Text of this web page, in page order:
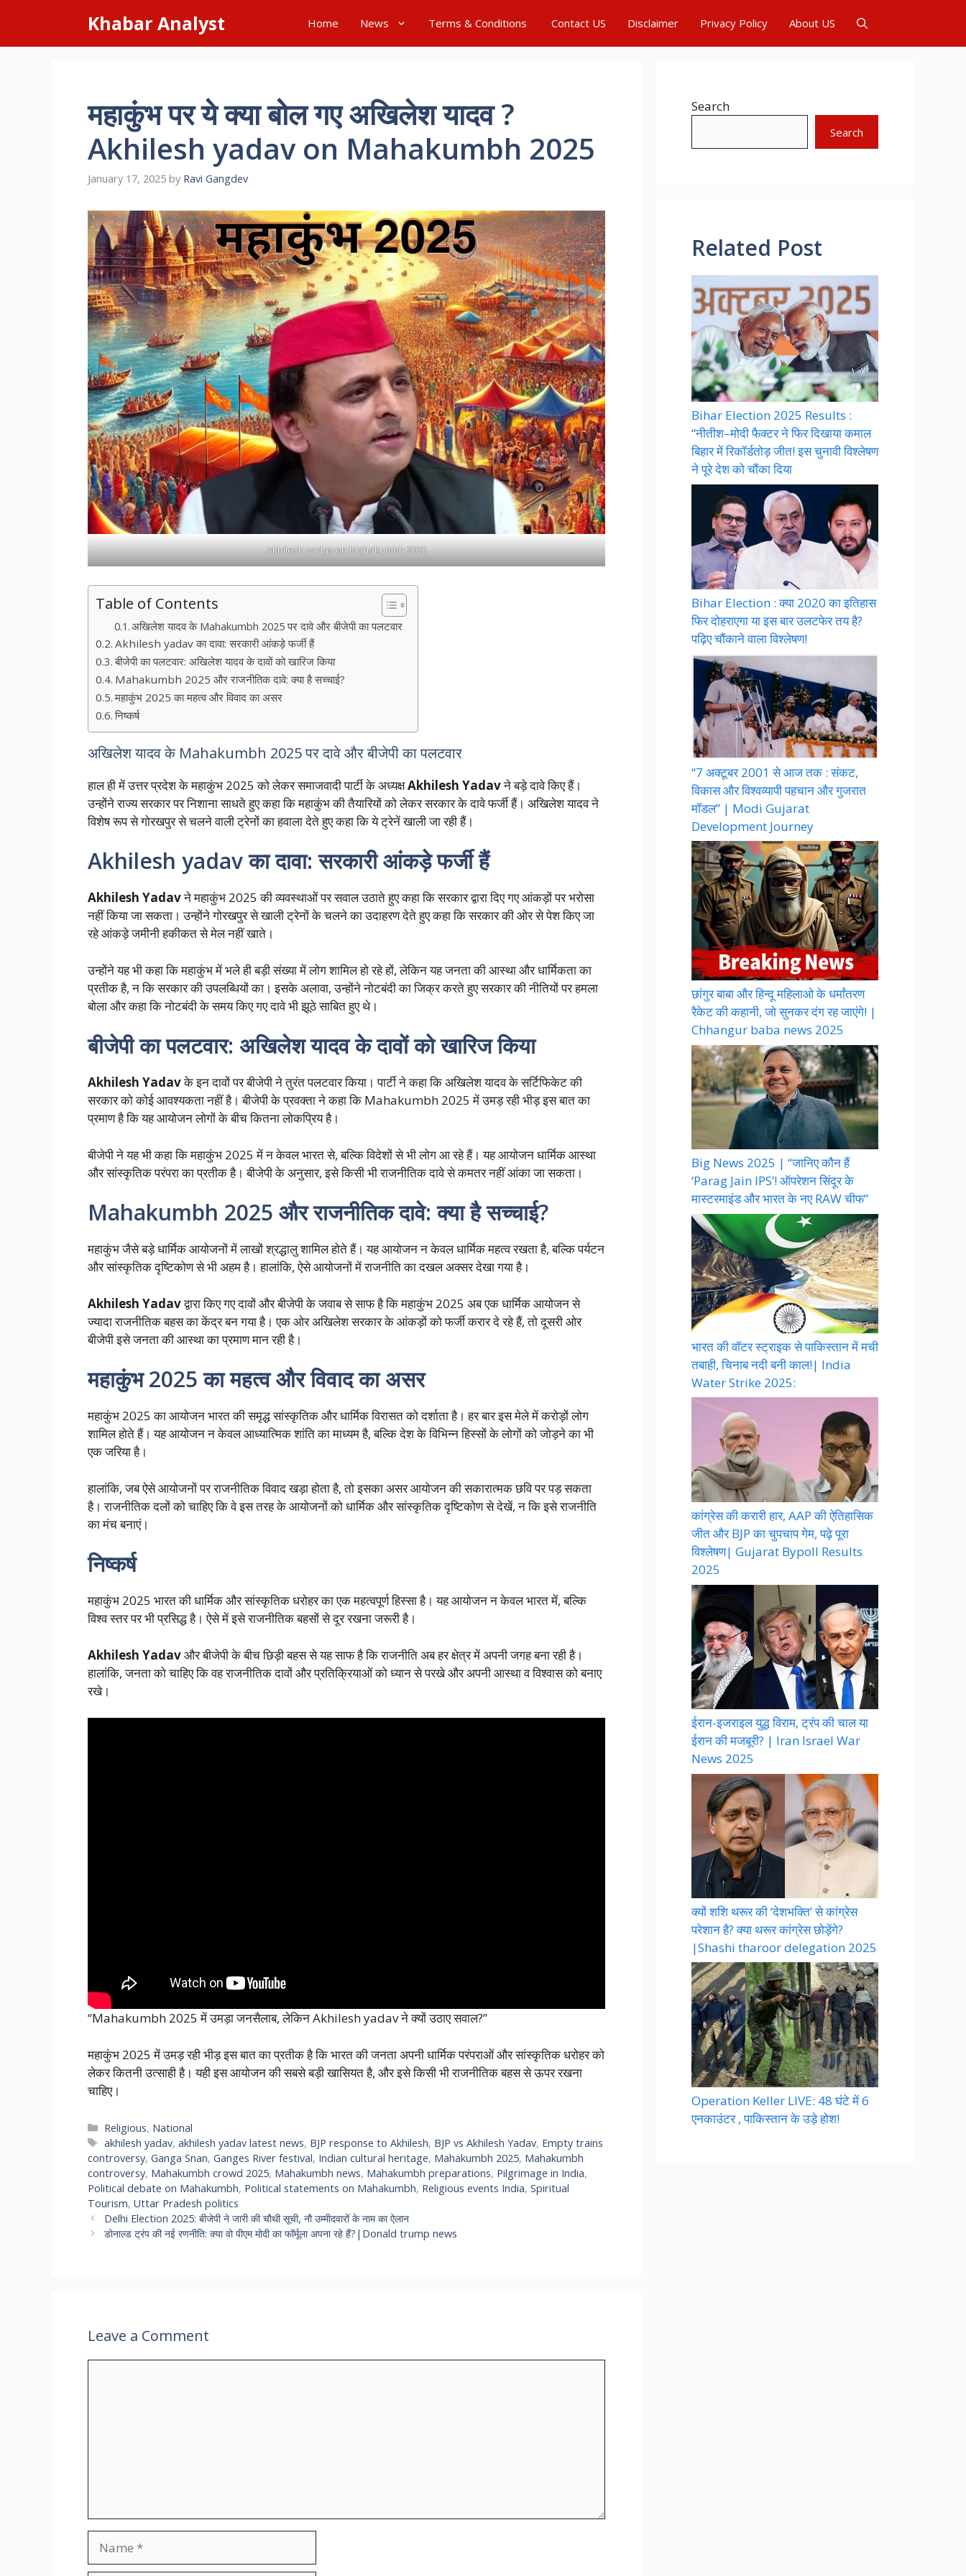
content
Khabar Analyst Home News Terms & Conditions Contact US Disclaimer Privacy Policy About US
महाकुंभ पर ये क्या बोल गए अखिलेश यादव ?
Akhilesh yadav on Mahakumbh 2025
January 17, 2025 by Ravi Gangdev
Akhilesh yadav on Mahakumbh 2025
Table of Contents
अखिलेश यादव के Mahakumbh 2025 पर दावे और बीजेपी का पलटवार
Akhilesh yadav का दावा: सरकारी आंकड़े फर्जी हैं
बीजेपी का पलटवार: अखिलेश यादव के दावों को खारिज किया
Mahakumbh 2025 और राजनीतिक दावे: क्या है सच्चाई?
महाकुंभ 2025 का महत्व और विवाद का असर
निष्कर्ष
अखिलेश यादव के Mahakumbh 2025 पर दावे और बीजेपी का पलटवार
हाल ही में उत्तर प्रदेश के महाकुंभ 2025 को लेकर समाजवादी पार्टी के अध्यक्षAkhilesh Yadavने बड़े दावे किए हैं।
उन्होंने राज्य सरकार पर निशाना साधते हुए कहा कि महाकुंभ की तैयारियों को लेकर सरकार के दावे फर्जी हैं। अखिलेश यादव ने
विशेष रूप से गोरखपुर से चलने वाली ट्रेनों का हवाला देते हुए कहा कि ये ट्रेनें खाली जा रही हैं।
Akhilesh yadav का दावा: सरकारी आंकड़े फर्जी हैं
Akhilesh Yadavने महाकुंभ 2025 की व्यवस्थाओं पर सवाल उठाते हुए कहा कि सरकार द्वारा दिए गए आंकड़ों पर भरोसा
नहीं किया जा सकता। उन्होंने गोरखपुर से खाली ट्रेनों के चलने का उदाहरण देते हुए कहा कि सरकार की ओर से पेश किए जा
रहे आंकड़े जमीनी हकीकत से मेल नहीं खाते।
उन्होंने यह भी कहा कि महाकुंभ में भले ही बड़ी संख्या में लोग शामिल हो रहे हों, लेकिन यह जनता की आस्था और धार्मिकता का
प्रतीक है, न कि सरकार की उपलब्धियों का। इसके अलावा, उन्होंने नोटबंदी का जिक्र करते हुए सरकार की नीतियों पर हमला
बोला और कहा कि नोटबंदी के समय किए गए दावे भी झूठे साबित हुए थे।
बीजेपी का पलटवार: अखिलेश यादव के दावों को खारिज किया
Akhilesh Yadavके इन दावों पर बीजेपी ने तुरंत पलटवार किया। पार्टी ने कहा कि अखिलेश यादव के सर्टिफिकेट की
सरकार को कोई आवश्यकता नहीं है। बीजेपी के प्रवक्ता ने कहा कि Mahakumbh 2025 में उमड़ रही भीड़ इस बात का
प्रमाण है कि यह आयोजन लोगों के बीच कितना लोकप्रिय है।
बीजेपी ने यह भी कहा कि महाकुंभ 2025 में न केवल भारत से, बल्कि विदेशों से भी लोग आ रहे हैं। यह आयोजन धार्मिक आस्था
और सांस्कृतिक परंपरा का प्रतीक है। बीजेपी के अनुसार, इसे किसी भी राजनीतिक दावे से कमतर नहीं आंका जा सकता।
Mahakumbh 2025 और राजनीतिक दावे: क्या है सच्चाई?
महाकुंभ जैसे बड़े धार्मिक आयोजनों में लाखों श्रद्धालु शामिल होते हैं। यह आयोजन न केवल धार्मिक महत्व रखता है, बल्कि पर्यटन
और सांस्कृतिक दृष्टिकोण से भी अहम है। हालांकि, ऐसे आयोजनों में राजनीति का दखल अक्सर देखा गया है।
Akhilesh Yadavद्वारा किए गए दावों और बीजेपी के जवाब से साफ है कि महाकुंभ 2025 अब एक धार्मिक आयोजन से
ज्यादा राजनीतिक बहस का केंद्र बन गया है। एक ओर अखिलेश सरकार के आंकड़ों को फर्जी करार दे रहे हैं, तो दूसरी ओर
बीजेपी इसे जनता की आस्था का प्रमाण मान रही है।
महाकुंभ 2025 का महत्व और विवाद का असर
महाकुंभ 2025 का आयोजन भारत की समृद्ध सांस्कृतिक और धार्मिक विरासत को दर्शाता है। हर बार इस मेले में करोड़ों लोग
शामिल होते हैं। यह आयोजन न केवल आध्यात्मिक शांति का माध्यम है, बल्कि देश के विभिन्न हिस्सों के लोगों को जोड़ने का भी
एक जरिया है।
हालांकि, जब ऐसे आयोजनों पर राजनीतिक विवाद खड़ा होता है, तो इसका असर आयोजन की सकारात्मक छवि पर पड़ सकता
है। राजनीतिक दलों को चाहिए कि वे इस तरह के आयोजनों को धार्मिक और सांस्कृतिक दृष्टिकोण से देखें, न कि इसे राजनीति
का मंच बनाएं।
निष्कर्ष
महाकुंभ 2025 भारत की धार्मिक और सांस्कृतिक धरोहर का एक महत्वपूर्ण हिस्सा है। यह आयोजन न केवल भारत में, बल्कि
विश्व स्तर पर भी प्रसिद्ध है। ऐसे में इसे राजनीतिक बहसों से दूर रखना जरूरी है।
Akhilesh Yadavऔर बीजेपी के बीच छिड़ी बहस से यह साफ है कि राजनीति अब हर क्षेत्र में अपनी जगह बना रही है।
हालांकि, जनता को चाहिए कि वह राजनीतिक दावों और प्रतिक्रियाओं को ध्यान से परखे और अपनी आस्था व विश्वास को बनाए
रखे।
“Mahakumbh 2025 में उमड़ा जनसैलाब, लेकिन Akhilesh yadav ने क्यों उठाए सवाल?”
महाकुंभ 2025 में उमड़ रही भीड़ इस बात का प्रतीक है कि भारत की जनता अपनी धार्मिक परंपराओं और सांस्कृतिक धरोहर को
लेकर कितनी उत्साही है। यही इस आयोजन की सबसे बड़ी खासियत है, और इसे किसी भी राजनीतिक बहस से ऊपर रखना
चाहिए।
Categories
Religious, National
Tags
akhilesh yadav,akhilesh yadav latest news, BJP response to Akhilesh, BJP vs Akhilesh Yadav, Empty trains
controversy, Ganga Snan, Ganges River festival, Indian cultural heritage, Mahakumbh 2025, Mahakumbh
controversy, Mahakumbh crowd 2025, Mahakumbh news, Mahakumbh preparations, Pilgrimage in India,
Political debate on Mahakumbh, Political statements on Mahakumbh, Religious events India, Spiritual
Tourism, Uttar Pradesh politics
Delhi Election 2025: बीजेपी ने जारी की चौथी सूची, नौ उम्मीदवारों के नाम का ऐलान
डोनाल्ड ट्रंप की नई रणनीति: क्या वो पीएम मोदी का फॉर्मूला अपना रहे हैं?|Donald trump news
Leave a Comment
Search
Search
Related Post
Bihar Election 2025 Results :
“नीतीश–मोदी फैक्टर ने फिर दिखाया कमाल
बिहार में रिकॉर्डतोड़ जीत! इस चुनावी विश्लेषण
ने पूरे देश को चौंका दिया
Bihar Election : क्या 2020 का इतिहास
फिर दोहराएगा या इस बार उलटफेर तय है?
पढ़िए चौंकाने वाला विश्लेषण!
“7 अक्टूबर 2001 से आज तक : संकट,
विकास और विश्वव्यापी पहचान और गुजरात
मॉडल” | Modi Gujarat
Development Journey
छांगुर बाबा और हिन्दू महिलाओ के धर्मांतरण
रैकेट की कहानी, जो सुनकर दंग रह जाएंगे! |
Chhangur baba news 2025
Big News 2025 | “जानिए कौन हैं
‘Parag Jain IPS’! ऑपरेशन सिंदूर के
मास्टरमाइंड और भारत के नए RAW चीफ”
भारत की वॉटर स्ट्राइक से पाकिस्तान में मची
तबाही, चिनाब नदी बनी काल!| India
Water Strike 2025:
कांग्रेस की करारी हार, AAP की ऐतिहासिक
जीत और BJP का चुपचाप गेम, पढ़े पूरा
विश्लेषण| Gujarat Bypoll Results
2025
ईरान-इजराइल युद्ध विराम, ट्रंप की चाल या
ईरान की मजबूरी? | Iran Israel War
News 2025
क्यों शशि थरूर की ‘देशभक्ति’ से कांग्रेस
परेशान है? क्या थरूर कांग्रेस छोड़ेंगे?
|Shashi tharoor delegation 2025
Operation Keller LIVE: 48 घंटे में 6
एनकाउंटर , पाकिस्तान के उड़े होश!